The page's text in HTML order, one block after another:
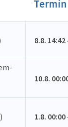
Termín
8.8. 14:42
10.8.
1.8.